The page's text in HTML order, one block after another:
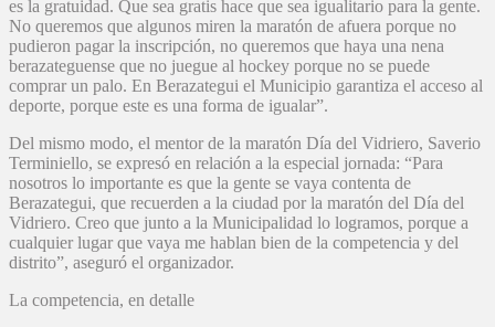
es la gratuidad. Que sea gratis hace que sea igualitario para la gente.
No queremos que algunos miren la maratón de afuera porque no
pudieron pagar la inscripción, no queremos que haya una nena
berazateguense que no juegue al hockey porque no se puede
comprar un palo. En Berazategui el Municipio garantiza el acceso al
deporte, porque este es una forma de igualar”.
Del mismo modo, el mentor de la maratón Día del Vidriero, Saverio
Terminiello, se expresó en relación a la especial jornada: “Para
nosotros lo importante es que la gente se vaya contenta de
Berazategui, que recuerden a la ciudad por la maratón del Día del
Vidriero. Creo que junto a la Municipalidad lo logramos, porque a
cualquier lugar que vaya me hablan bien de la competencia y del
distrito”, aseguró el organizador.
La competencia, en detalle